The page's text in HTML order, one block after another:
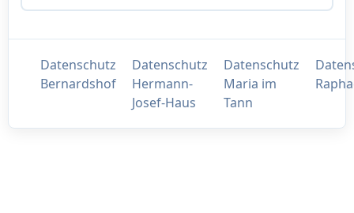
Datenschutz
Bernardshof
Datenschutz
Hermann-
Josef-Haus
Datenschutz
Maria im
Tann